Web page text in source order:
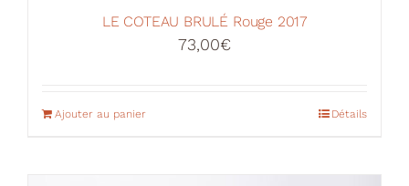
LE COTEAU BRULÉ Rouge 2017
73,00€
Ajouter au panier Détails